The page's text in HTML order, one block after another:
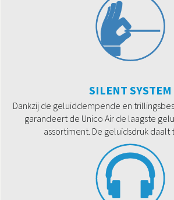
SILENT SYSTEM
Dankzij de geluiddempende en
garandeert de Unico Air de laagste
assortiment. De geluidsdruk daalt